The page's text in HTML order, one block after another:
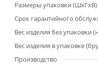
Размеры упаковки (ШхГхВ)
Срок гарантийного
Вес изделия без упаковки
Вес изделия в упаковке
Производство